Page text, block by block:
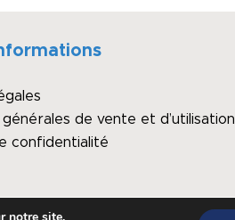
de vente et d’utilisation
confidentialité